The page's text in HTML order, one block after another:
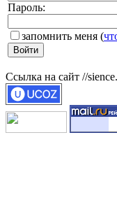
Пароль:
запомнить меня (
Ссылка на сайт //